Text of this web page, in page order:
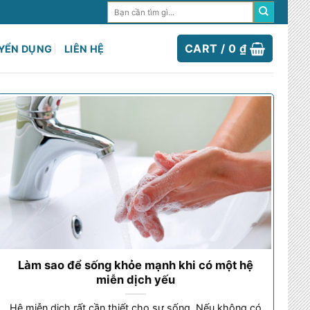
for:
DỤNG LIÊN HỆ CART /0₫
Làm sao để sống khỏe mạnh khi có một hệ
miễn dịch yếu
Hệ miễn dịch rất cần thiết cho sự sống. Nếu không có